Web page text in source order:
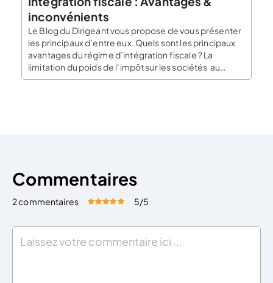
inconvénients
Le Blog du Dirigeant vous propose de vous présenter
les principaux d’entre eux. Quels sont les principaux
avantages du régime d’intégration fiscale ? La
limitation du poids de l’impôt sur les sociétés au
niveau du groupe, la neutralisation de certains effets
Commentaires
2 commentaires Évaluez cet article:
5/5